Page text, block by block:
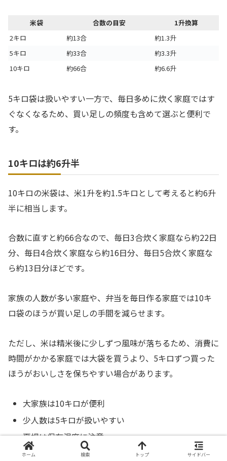
米袋 合数の目安
1升換算
2キロ
約13合
約1.3升
5キロ
約33合
約3.3升
10キロ
約66合 約6.6升
5キロ袋は扱いやすい一方で、毎日多めに炊く家庭ではす
ぐなくなるため、買い足しの頻度も含めて選ぶと便利で
す。
10キロは約6升半
10キロの米袋は、米1升を約1.5キロとして考えると約6升
半に相当します。
合数に直すと約66合なので、毎日3合炊く家庭なら約22日
分、毎日4合炊く家庭なら約16日分、毎日5合炊く家庭な
ら約13日分ほどです。
家族の人数が多い家庭や、弁当を毎日作る家庭では10キ
ロ袋のほうが買い足しの手間を減らせます。
ただし、米は精米後に少しずつ風味が落ちるため、消費に
時間がかかる家庭では大袋を買うより、5キロずつ買った
ほうがおいしさを保ちやすい場合があります。
大家族は10キロが便利
少人数は5キロが扱いやすい
夏場は保存温度に注意
開封後は密閉保存が安心
ホーム 検索 トップ サイドバー